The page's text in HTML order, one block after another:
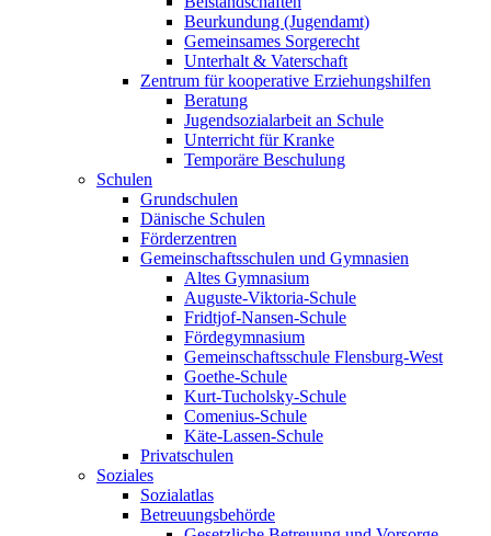
Beurkundung (Jugendamt)
Gemeinsames Sorgerecht
Unterhalt & Vaterschaft
Zentrum für kooperative Erziehungshilfen
Beratung
Jugendsozialarbeit an Schule
Unterricht für Kranke
Temporäre Beschulung
Schulen
Grundschulen
Dänische Schulen
Förderzentren
Gemeinschaftsschulen und Gymnasien
Altes Gymnasium
Auguste-Viktoria-Schule
Fridtjof-Nansen-Schule
Fördegymnasium
Gemeinschaftsschule Flensburg-West
Goethe-Schule
Kurt-Tucholsky-Schule
Comenius-Schule
Käte-Lassen-Schule
Privatschulen
Soziales
Sozialatlas
Betreuungsbehörde